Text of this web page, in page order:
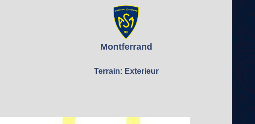
Montferrand
Terrain: Exterieur